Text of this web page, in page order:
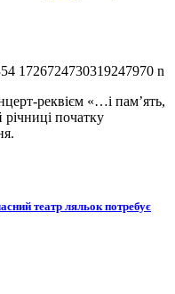
реквієм «…і пам’ять,
початку
театр ляльок потребує